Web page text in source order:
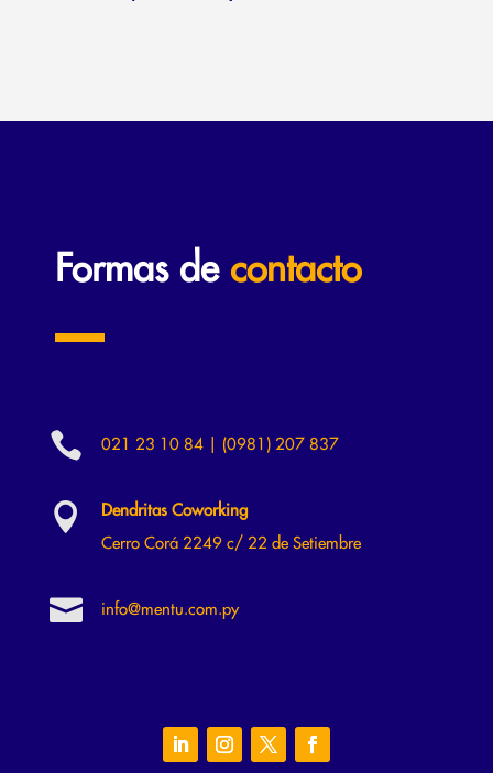
Formas de contacto
 021 23 10 84 | (0981) 207 837

Dendritas Coworking
Cerro Corá 2249 c/ 22 de Setiembre
 info@mentu.com.py